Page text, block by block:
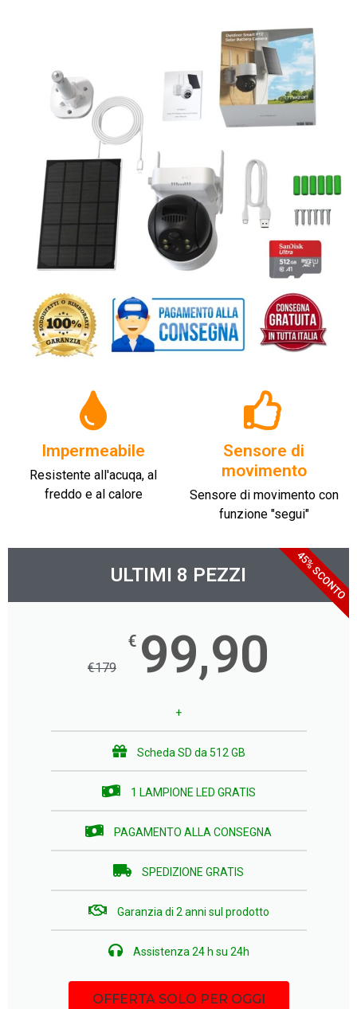
Impermeabile
Resistente all'acuqa, al
freddo e al calore
Sensore di
movimento
Sensore di movimento con
funzione "segui"
ULTIMI 8 PEZZI
€179
€ 99,90
+
Scheda SD da 512 GB
1 LAMPIONE LED GRATIS
PAGAMENTO ALLA CONSEGNA
SPEDIZIONE GRATIS
Garanzia di 2 anni sul prodotto​
Assistenza 24 h su 24​h
OFFERTA SOLO PER OGGI
45% SCONTO